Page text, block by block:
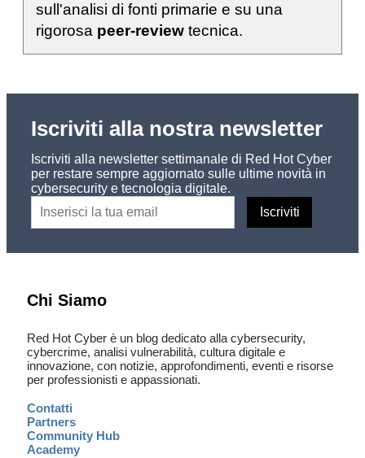
sull'analisi di fonti primarie e su una
rigorosa peer-review tecnica.
Iscriviti alla nostra newsletter
Iscriviti alla newsletter settimanale di Red Hot Cyber
per restare sempre aggiornato sulle ultime novità in
cybersecurity e tecnologia digitale.
Chi Siamo
Red Hot Cyber è un blog dedicato alla cybersecurity,
cybercrime, analisi vulnerabilità, cultura digitale e
innovazione, con notizie, approfondimenti, eventi e risorse
per professionisti e appassionati.
Contatti
Partners
Community Hub
Academy